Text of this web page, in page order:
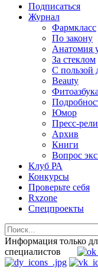
Подписаться
Журнал
Фармкласс
По закону
Анатомия
За стеклом
С пользой
Beauty
Фитоазбука
Юмор
Пресс-
Архив
Книги
Вопрос
Клуб РА
Конкурсы
Проверьте себя
Rxzone
Спецпроекты
Информация только
специалистов